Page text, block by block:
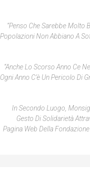
“Penso Che Sarebbe Molto
Popolazioni Non Abbiano A
“Anche Lo Scorso Anno Ce
Ogni Anno C’è Un Pericolo Di
In Secondo Luogo,
Gesto Di Solidarietà
Pagina Web Della Fondazione